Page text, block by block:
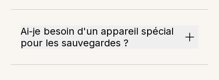
Ai-je besoin d'un appareil spécial
pour les sauvegardes ?